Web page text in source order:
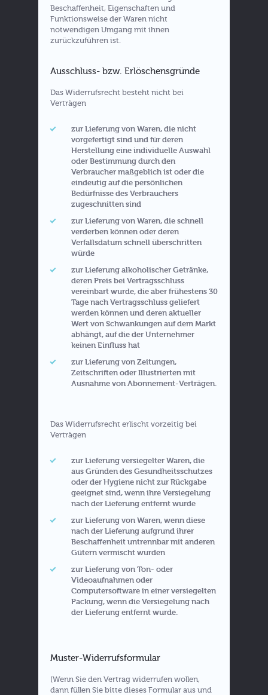
Beschaffenheit, Eigenschaften und
Funktionsweise der Waren nicht
notwendigen Umgang mit ihnen
zurückzuführen ist.
Ausschluss- bzw. Erlöschensgründe
Das Widerrufsrecht besteht nicht bei
Verträgen
zur Lieferung von Waren, die nicht
vorgefertigt sind und für deren
Herstellung eine individuelle Auswahl
oder Bestimmung durch den
Verbraucher maßgeblich ist oder die
eindeutig auf die persönlichen
Bedürfnisse des Verbrauchers
zugeschnitten sind
zur Lieferung von Waren, die schnell
verderben können oder deren
Verfallsdatum schnell überschritten
würde
zur Lieferung alkoholischer Getränke,
deren Preis bei Vertragsschluss
vereinbart wurde, die aber frühestens 30
Tage nach Vertragsschluss geliefert
werden können und deren aktueller
Wert von Schwankungen auf dem Markt
abhängt, auf die der Unternehmer
keinen Einfluss hat
zur Lieferung von Zeitungen,
Zeitschriften oder Illustrierten mit
Ausnahme von Abonnement-Verträgen.
Das Widerrufsrecht erlischt vorzeitig bei
Verträgen
zur Lieferung versiegelter Waren, die
aus Gründen des Gesundheitsschutzes
oder der Hygiene nicht zur Rückgabe
geeignet sind, wenn ihre Versiegelung
nach der Lieferung entfernt wurde
zur Lieferung von Waren, wenn diese
nach der Lieferung aufgrund ihrer
Beschaffenheit untrennbar mit anderen
Gütern vermischt wurden
zur Lieferung von Ton- oder
Videoaufnahmen oder
Computersoftware in einer versiegelten
Packung, wenn die Versiegelung nach
der Lieferung entfernt wurde.
Muster-Widerrufsformular
(Wenn Sie den Vertrag widerrufen wollen,
dann füllen Sie bitte dieses Formular aus und